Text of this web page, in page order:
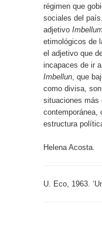
régimen que
sociales del
adjetivo
etimológicos de
el adjetivo que
incapaces de ir
Imbellun, que
como divisa,
situaciones más
contemporánea,
estructura
Helena Acosta.
U. Eco, 1963.